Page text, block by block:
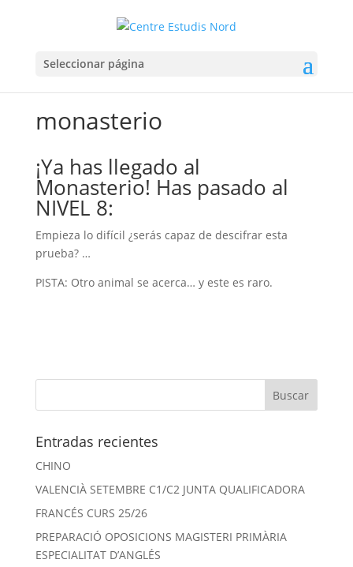
Seleccionar página
monasterio
¡Ya has llegado al
Monasterio! Has pasado al
NIVEL 8:
Empieza lo difícil ¿serás capaz de descifrar esta
prueba? …
PISTA: Otro animal se acerca… y este es raro.
Entradas recientes
CHINO
VALENCIÀ SETEMBRE C1/C2 JUNTA QUALIFICADORA
FRANCÉS CURS 25/26
PREPARACIÓ OPOSICIONS MAGISTERI PRIMÀRIA
ESPECIALITAT D’ANGLÉS